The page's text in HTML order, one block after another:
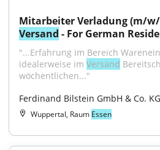
Versand - For German
"...Erfahrung im Bereich
idealerweise im Versand
wöchentlichen..."
Ferdinand Bilstein GmbH & Co. KG
Wuppertal, Raum Essen